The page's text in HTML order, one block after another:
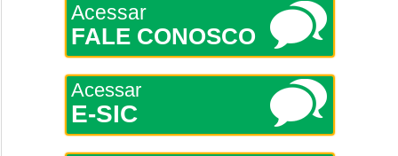
Acessar
FALE CONOSCO
Acessar
E-SIC